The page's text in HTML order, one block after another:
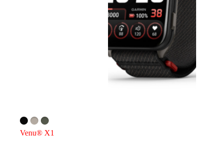
Venu® X1